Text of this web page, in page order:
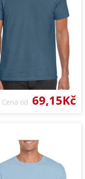
Cena od 69,15Kč